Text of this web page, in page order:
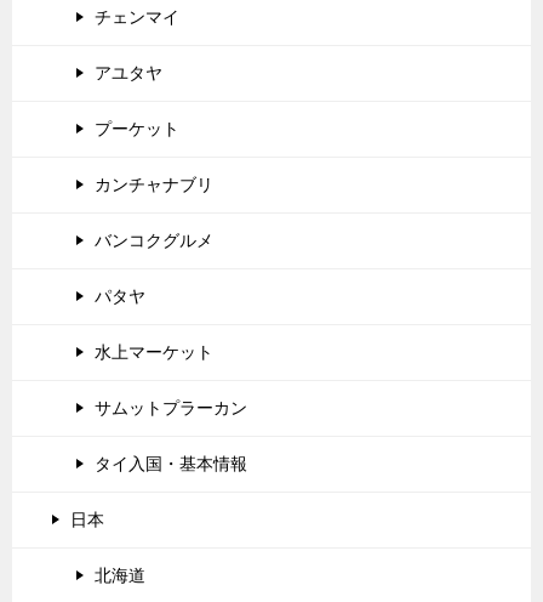
チェンマイ
アユタヤ
プーケット
カンチャナブリ
バンコクグルメ
パタヤ
水上マーケット
サムットプラーカン
タイ入国・基本情報
日本
北海道